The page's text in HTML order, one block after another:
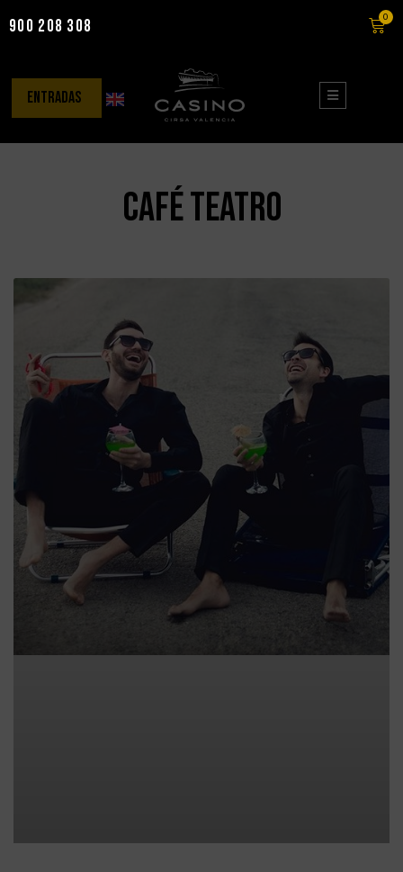
contenido
900 208 308 0
entradas
café teatro